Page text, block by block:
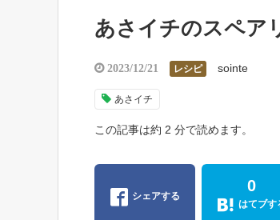
あさイチのスペア
2023/12/21 レシピ sointe
あさイチ
この記事は約 2 分で読めます。
シェアする
0
はてブす